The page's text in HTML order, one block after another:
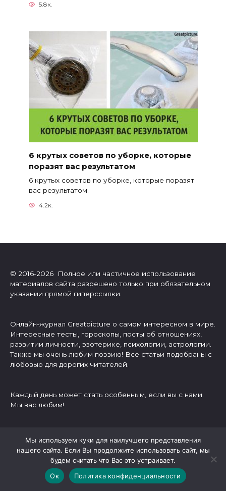
5.8к.
6 крутых советов по уборке, которые
поразят вас результатом
6 крутых советов по уборке, которые поразят
вас результатом.
4.2к.
© 2016-2026 Полное или частичное использование
материалов сайта разрешено только при обязательном
указании прямой гиперссылки.
Онлайн-журнал Greatpicture о самом интересном в мире.
Интересные тесты, гороскопы, посты об отношениях,
развитии личности, эзотерике, психологии, астрологии.
Также мы очень любим поэзию! Все статьи подобраны с
любовью для дорогих читателей.
Каждый день может стать особенным, если вы с нами.
Мы вас любим!
О нас
Написать нам
Отказ от ответственности
Политика конфиденциальности
Правообладателям
Мы используем куки для наилучшего представления
нашего сайта. Если Вы продолжите использовать сайт, мы
будем считать что Вас это устраивает.
Ок
Политика конфиденциальности